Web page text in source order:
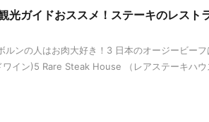
光ガイドおススメ！ステーキのレスト
ルンの人はお肉大好き！3 日本のオージービー
イン)5 Rare Steak House （レアステーキハウ